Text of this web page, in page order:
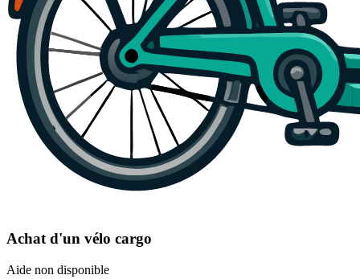
Achat d'un vélo cargo
Aide non disponible